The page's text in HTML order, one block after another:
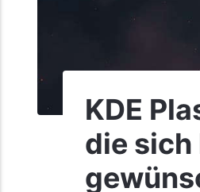
KDE
die